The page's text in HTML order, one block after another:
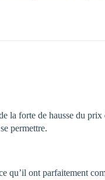
la forte de hausse du prix
permettre.
qu’il ont parfaitement